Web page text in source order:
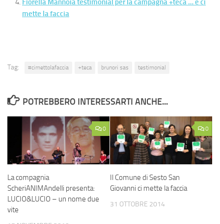
Fiorella Mannoia testimonial per la campagna +teca … e ci
mette la faccia
Tag: #cimettolafaccia +teca brunori sas testimonial
POTREBBERO INTERESSARTI ANCHE...
0
La compagnia
ScheriANIMAndelli presenta:
LUCIO&LUCIO – un nome due
vite
0
Il Comune di Sesto San
Giovanni ci mette la faccia
31 OTTOBRE 2014